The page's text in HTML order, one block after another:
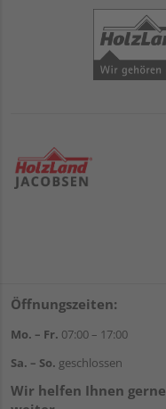
Öffnungszeiten:
Mo. – Fr. 07:00 – 17:00
Sa. – So. geschlossen
Wir helfen Ihnen gerne